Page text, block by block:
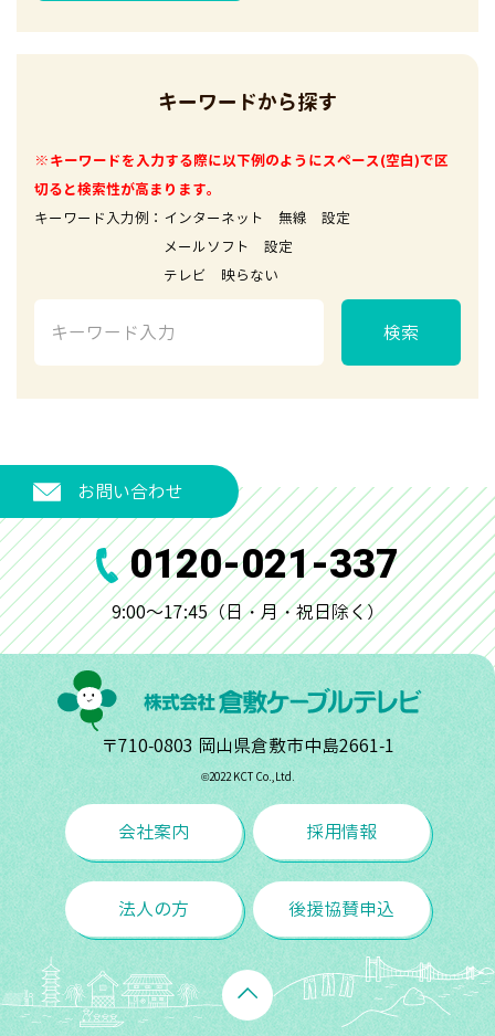
キーワードから探す
※キーワードを入力する際に以下例のようにスペース(空白)で区
切ると検索性が高まります。
キーワード入力例：インターネット 無線 設定
メールソフト 設定
テレビ 映らない
検索
お問い合わせ
0120-021-337
9:00～17:45（日・月・祝日除く）
〒710-0803 岡山県倉敷市中島2661-1
©︎2022 KCT Co.,Ltd.
会社案内 採用情報
法人の方 後援協賛申込